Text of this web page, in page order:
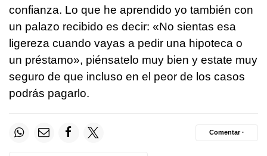
confianza. Lo que he aprendido yo también con
un palazo recibido es decir: «No sientas esa
ligereza cuando vayas a pedir una hipoteca o
un préstamo», piénsatelo muy bien y estate muy
seguro de que incluso en el peor de los casos
podrás pagarlo.
Comentar ·